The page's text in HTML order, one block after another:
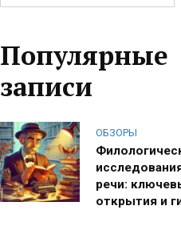
Популярные
записи
ОБЗОРЫ
речи:
открытия и